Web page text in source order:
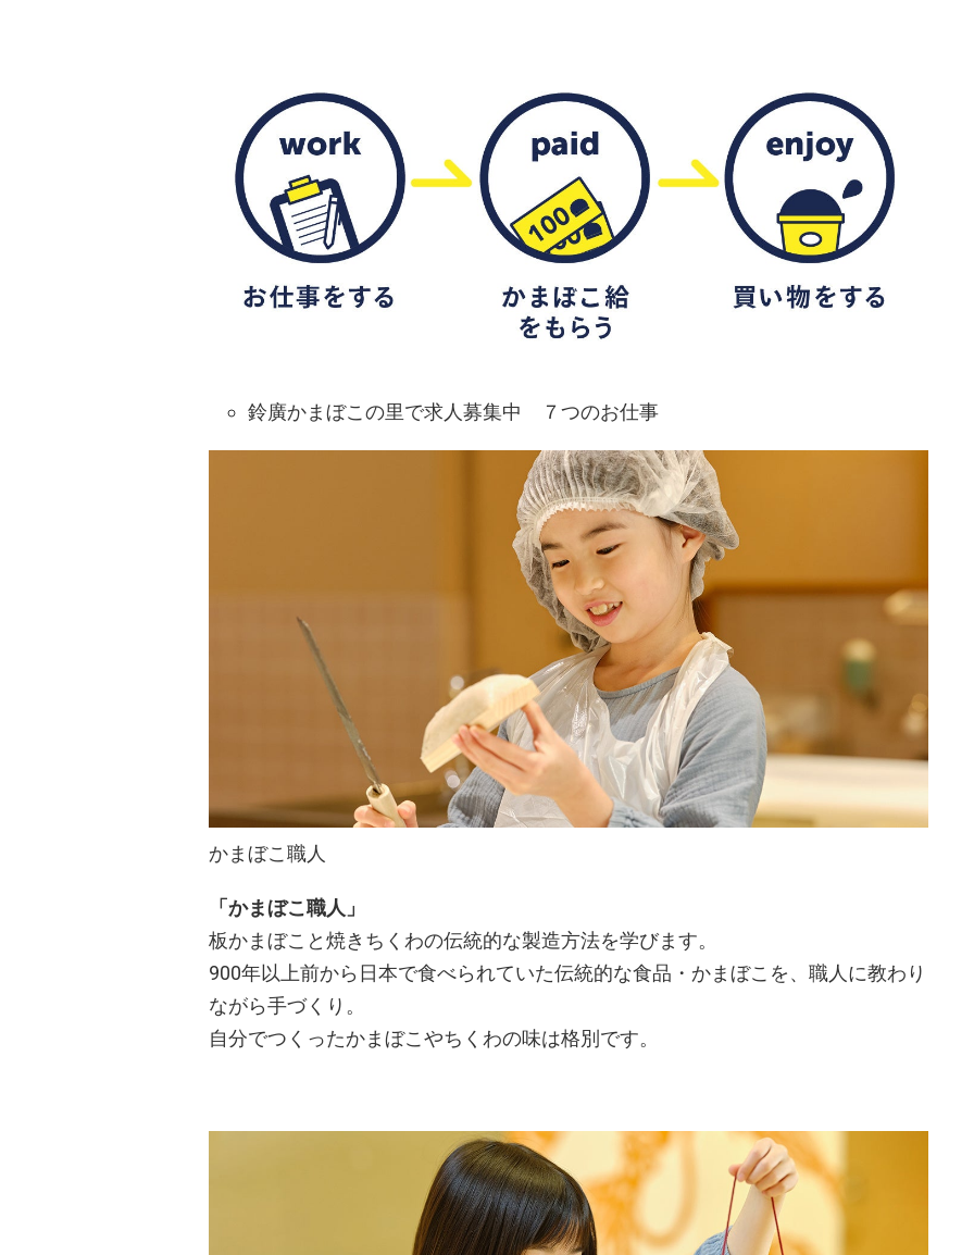
鈴廣かまぼこの里で求人募集中 ７つのお仕事
かまぼこ職人
「かまぼこ職人」
板かまぼこと焼きちくわの伝統的な製造方法を学びます。
900年以上前から日本で食べられていた伝統的な食品・かまぼこを、職人に教わり
ながら手づくり。
自分でつくったかまぼこやちくわの味は格別です。